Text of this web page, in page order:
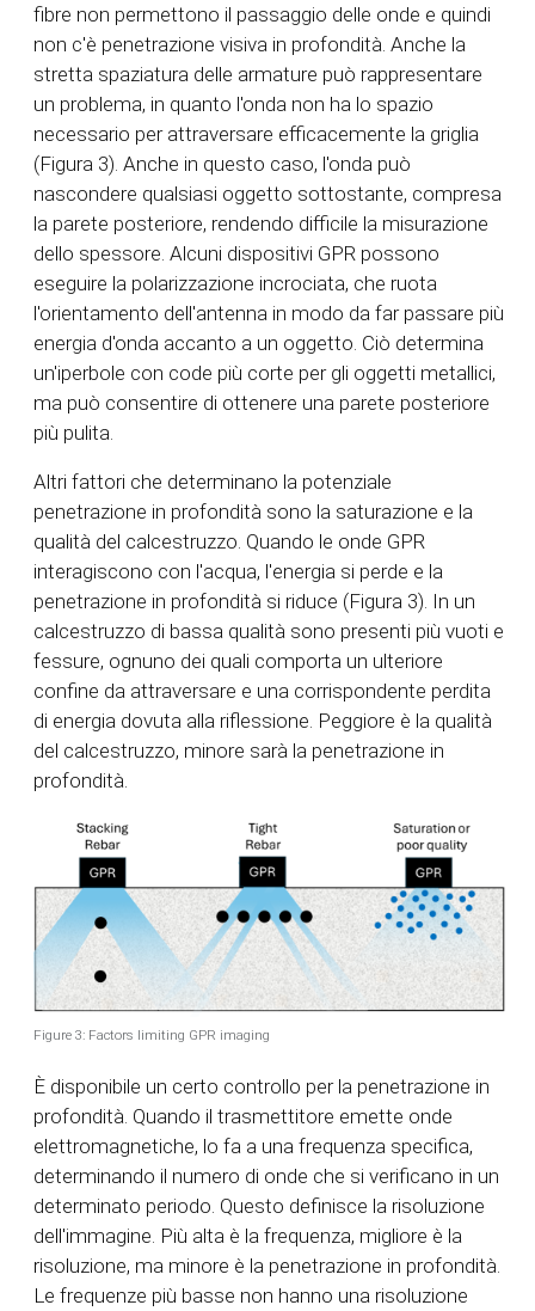
fibre non permettono il passaggio delle onde e quindi
non c'è penetrazione visiva in profondità. Anche la
stretta spaziatura delle armature può rappresentare
un problema, in quanto l'onda non ha lo spazio
necessario per attraversare efficacemente la griglia
(Figura 3). Anche in questo caso, l'onda può
nascondere qualsiasi oggetto sottostante, compresa
la parete posteriore, rendendo difficile la misurazione
dello spessore. Alcuni dispositivi GPR possono
eseguire la polarizzazione incrociata, che ruota
l'orientamento dell'antenna in modo da far passare più
energia d'onda accanto a un oggetto. Ciò determina
un'iperbole con code più corte per gli oggetti metallici,
ma può consentire di ottenere una parete posteriore
più pulita.
Altri fattori che determinano la potenziale
penetrazione in profondità sono la saturazione e la
qualità del calcestruzzo. Quando le onde GPR
interagiscono con l'acqua, l'energia si perde e la
penetrazione in profondità si riduce (Figura 3). In un
calcestruzzo di bassa qualità sono presenti più vuoti e
fessure, ognuno dei quali comporta un ulteriore
confine da attraversare e una corrispondente perdita
di energia dovuta alla riflessione. Peggiore è la qualità
del calcestruzzo, minore sarà la penetrazione in
profondità.
Figure 3: Factors limiting GPR imaging
È disponibile un certo controllo per la penetrazione in
profondità. Quando il trasmettitore emette onde
elettromagnetiche, lo fa a una frequenza specifica,
determinando il numero di onde che si verificano in un
determinato periodo. Questo definisce la risoluzione
dell'immagine. Più alta è la frequenza, migliore è la
risoluzione, ma minore è la penetrazione in profondità.
Le frequenze più basse non hanno una risoluzione